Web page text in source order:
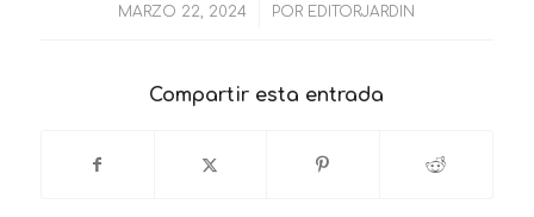
MARZO 22, 2024
/ POR EDITORJARDIN
Compartir esta entrada